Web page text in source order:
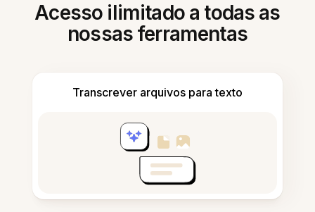
Acesso ilimitado a todas as
nossas ferramentas
Transcrever arquivos para texto